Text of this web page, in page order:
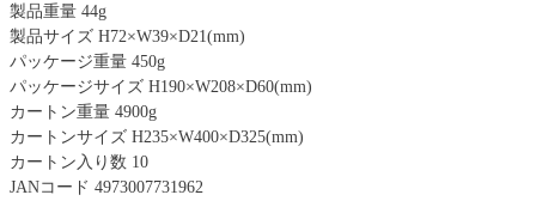
製品重量 44g
製品サイズ H72×W39×D21(mm)
パッケージ重量 450g
パッケージサイズ H190×W208×D60(mm)
カートン重量 4900g
カートンサイズ H235×W400×D325(mm)
カートン入り数 10
JANコード 4973007731962